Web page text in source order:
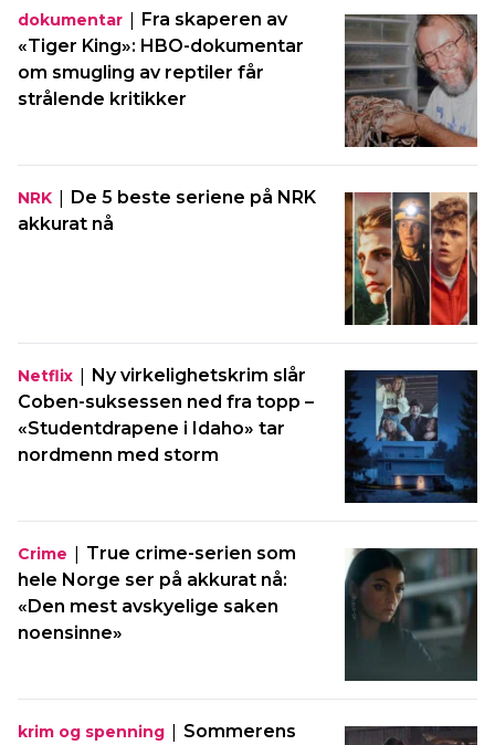
dokumentar | Fra skaperen av
«Tiger King»: HBO-dokumentar
om smugling av reptiler får
strålende kritikker
NRK | De 5 beste seriene på NRK
akkurat nå
Netflix | Ny virkelighetskrim slår
Coben-suksessen ned fra topp –
«Studentdrapene i Idaho» tar
nordmenn med storm
Crime | True crime-serien som
hele Norge ser på akkurat nå:
«Den mest avskyelige saken
noensinne»
krim og spenning | Sommerens